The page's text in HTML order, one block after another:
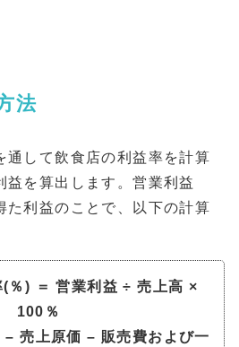
法
通して飲食店の利益率を計算
益を算出します。営業利益
た利益のことで、以下の計算
％) ＝ 営業利益 ÷ 売上高 ×
100％
売上原価 – 販売費および一